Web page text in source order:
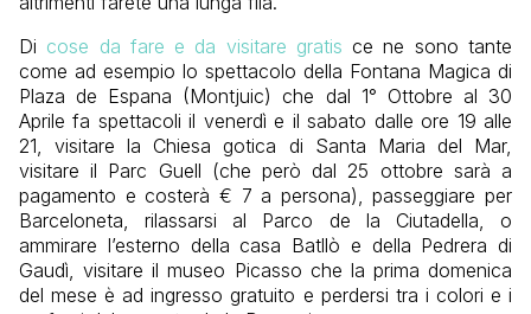
Di cose da fare e da visitare gratis ce ne sono tante
come ad esempio lo spettacolo della Fontana Magica di
Plaza de Espana (Montjuic) che dal 1° Ottobre al 30
Aprile fa spettacoli il venerdì e il sabato dalle ore 19 alle
21, visitare la Chiesa gotica di Santa Maria del Mar,
visitare il Parc Guell (che però dal 25 ottobre sarà a
pagamento e costerà € 7 a persona), passeggiare per
Barceloneta, rilassarsi al Parco de la Ciutadella, o
ammirare l’esterno della casa Batllò e della Pedrera di
Gaudì, visitare il museo Picasso che la prima domenica
del mese è ad ingresso gratuito e perdersi tra i colori e i